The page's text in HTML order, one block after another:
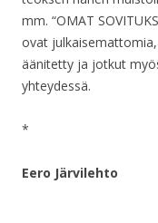
mm. “OMAT
ovat
äänitetty ja jotkut
yhteydessä.
*
Eero Järvilehto